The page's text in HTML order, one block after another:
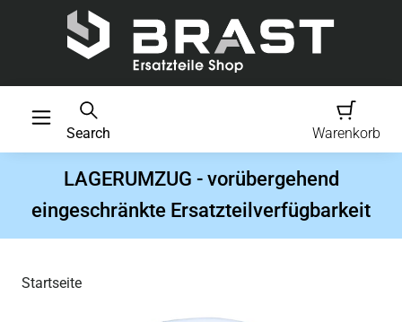
Search Warenkorb
LAGERUMZUG - vorübergehend
eingeschränkte Ersatzteilverfügbarkeit
Startseite